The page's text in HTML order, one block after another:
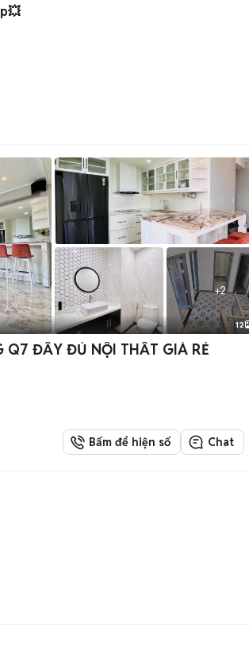
+2
12
Q7 ĐẦY ĐỦ NỘI THẤT GIÁ RẺ
Bấm để hiện số Chat